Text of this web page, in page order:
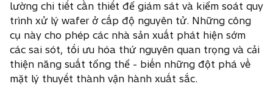
lường chi tiết cần thiết để giám sát và kiểm soát quy
trình xử lý wafer ở cấp độ nguyên tử. Những công
cụ này cho phép các nhà sản xuất phát hiện sớm
các sai sót, tối ưu hóa thứ nguyên quan trọng và cải
thiện năng suất tổng thể - biến những đột phá về
mặt lý thuyết thành vận hành xuất sắc.